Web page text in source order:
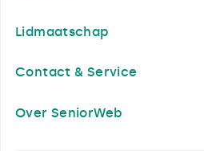
Lidmaatschap
Contact & Service
Over SeniorWeb